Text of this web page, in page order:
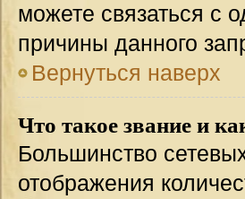
можете связаться с
причины данного
Вернуться наверх
Что такое звание и
Большинство
отображения